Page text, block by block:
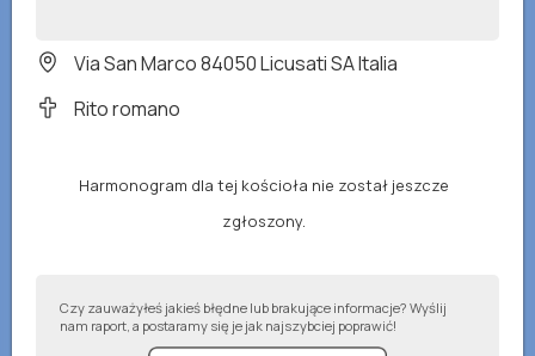
Via San Marco 84050 Licusati SA Italia
Rito romano
Harmonogram dla tej kościoła nie został jeszcze
zgłoszony.
Czy zauważyłeś jakieś błędne lub brakujące informacje? Wyślij
nam raport, a postaramy się je jak najszybciej poprawić!